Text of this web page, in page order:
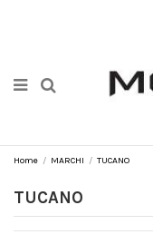
Home MARCHI TUCANO
TUCANO